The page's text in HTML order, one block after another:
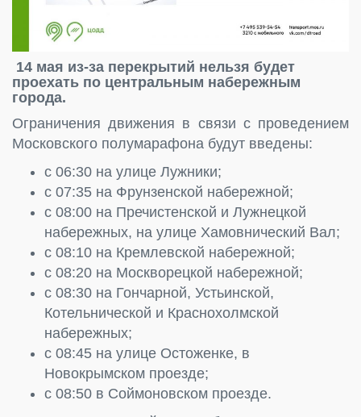
14 мая из-за перекрытий нельзя будет
проехать по центральным набережным
города.
Ограничения движения в связи с проведением
Московского полумарафона будут введены:
с 06:30 на улице Лужники;
с 07:35 на Фрунзенской набережной;
с 08:00 на Пречистенской и Лужнецкой
набережных, на улице Хамовнический Вал;
с 08:10 на Кремлевской набережной;
с 08:20 на Москворецкой набережной;
с 08:30 на Гончарной, Устьинской,
Котельнической и Краснохолмской
набережных;
с 08:45 на улице Остоженке, в
Новокрымском проезде;
с 08:50 в Соймоновском проезде.